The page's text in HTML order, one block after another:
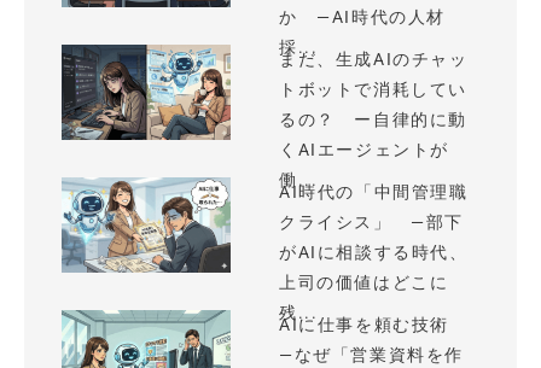
か —AI時代の人材
採...
まだ、生成AIのチャッ
トボットで消耗してい
るの？ ー自律的に動
くAIエージェントが
働...
AI時代の「中間管理職
クライシス」 —部下
がAIに相談する時代、
上司の価値はどこに
残...
AIに仕事を頼む技術
—なぜ「営業資料を作